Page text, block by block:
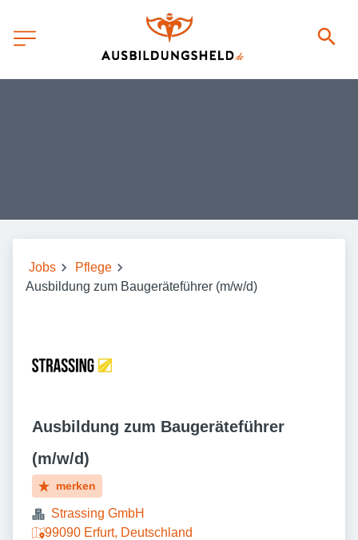
Jobs
Pflege
Ausbildung zum Baugeräteführer (m/w/d)
Ausbildung zum Baugeräteführer
(m/w/d)
merken
Strassing GmbH
99090 Erfurt, Deutschland